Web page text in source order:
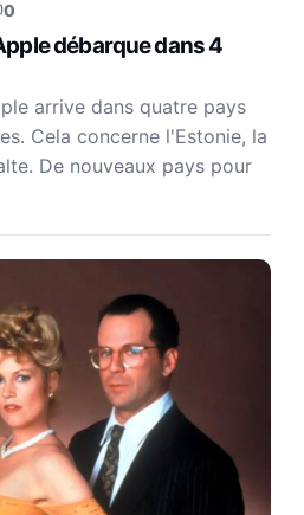
0
débarque dans 4
arrive dans quatre pays
Cela concerne l'Estonie, la
De nouveaux pays pour